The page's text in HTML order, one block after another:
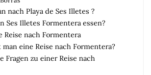
nach Playa de Ses Illetes ?
Ses Illetes Formentera essen?
Reise nach Formentera
eine Reise nach Formentera?
Fragen zu einer Reise nach